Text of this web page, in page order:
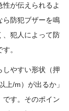
が伝えられるよ
ら防犯ブザーを鳴
、犯人によって防
。
しやすい形状（押
上/m）が出るか」
です。そのポイン